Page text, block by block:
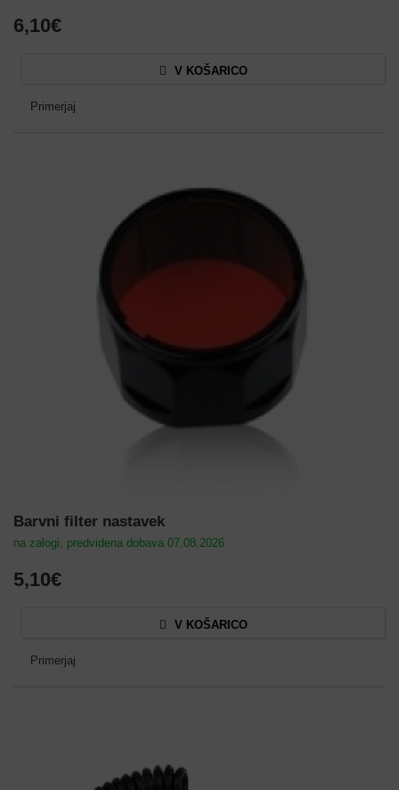
6,10€
V KOŠARICO
Primerjaj
Barvni filter nastavek
na zalogi, predvidena dobava 07.08.2026
5,10€
V KOŠARICO
Primerjaj